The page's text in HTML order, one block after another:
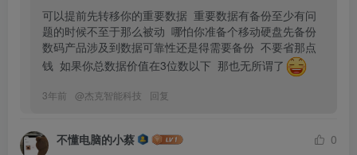
可以提前先转移你的重要数据  重要数据有备份至少有问
题的时候不至于那么被动  哪怕你准备个移动硬盘先备份
数码产品涉及到数据可靠性还是得需要备份  不要省那点
钱  如果你总数据价值在3位数以下  那也无所谓了
3年前 @杰克智能科技 回复
不懂电脑的小蔡
0